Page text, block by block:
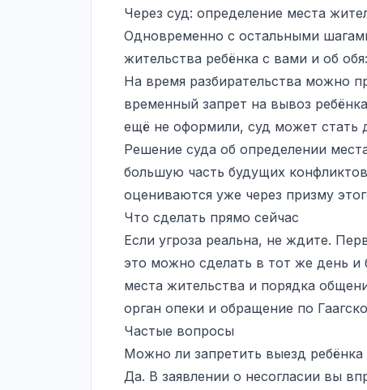
Через суд: определение места
Одновременно с остальными
жительства ребёнка с вами и об
На время разбирательства можно
временный запрет на вывоз
ещё не оформили, суд может стать
Решение суда об определении
большую часть будущих
оцениваются уже через призму
Что сделать прямо сейчас
Если угроза реальна, не ждите.
это можно сделать в тот же день и
места жительства и порядка
орган опеки и обращение по
Частые вопросы
Можно ли запретить выезд ребёнка
Да. В заявлении о несогласии вы